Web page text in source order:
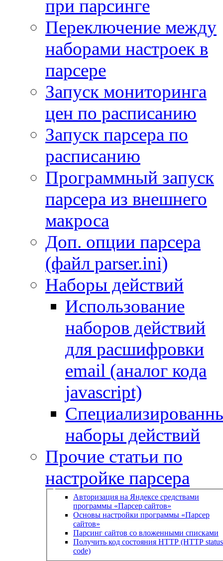
при парсинге
Переключение между
наборами настроек в
парсере
Запуск мониторинга
цен по расписанию
Запуск парсера по
расписанию
Программный запуск
парсера из внешнего
макроса
Доп. опции парсера
(файл parser.ini)
Наборы действий
Использование
наборов действий
для расшифровки
email (аналог кода
javascript)
наборы действий
Прочие статьи по
настройке парсера
Авторизация на Яндексе средствами
программы «Парсер сайтов»
Основы настройки программы «Парсер
сайтов»
Парсинг сайтов со вложенными списками
Получить код состояния HTTP (HTTP status
code)